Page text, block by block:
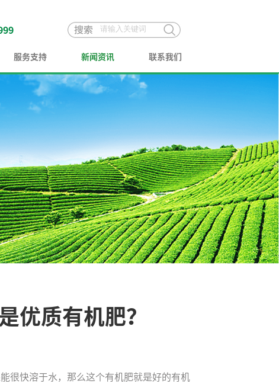
服务支持 新闻资讯 联系我们
优质有机肥？
很快溶于水，那么这个有机肥就是好的有机